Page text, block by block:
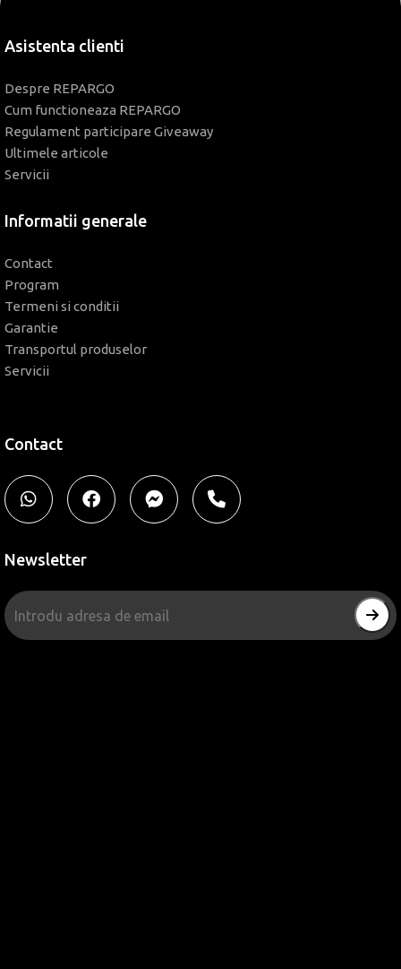
Asistenta clienti
Despre REPARGO
Cum functioneaza REPARGO
Regulament participare Giveaway
Ultimele articole
Servicii
Informatii generale
Contact
Program
Termeni si conditii
Garantie
Transportul produselor
Servicii
Contact
Newsletter